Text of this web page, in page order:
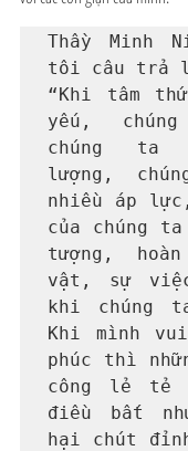
Thầy Minh
tôi câu trả
“Khi tâm
yếu,
chúng ta
lượng,
nhiều áp
của chúng
tượng,
vật, sự
khi chúng
Khi mình
phúc thì
công lẻ tẻ
điều bất
hại chút